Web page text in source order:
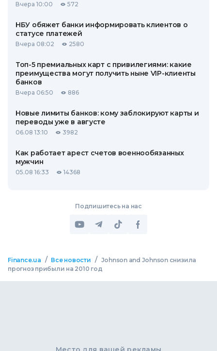
Вчера 10:00 572
НБУ обяжет банки информировать клиентов о
статусе платежей
Вчера 08:02 2580
Топ-5 премиальных карт с привилегиями: какие
преимущества могут получить ныне VIP-клиенты
банков
Вчера 06:50 886
Новые лимиты банков: кому заблокируют карты и
переводы уже в августе
06.08 13:10 3982
Как работает арест счетов военнообязанных
мужчин
05.08 16:33 14368
Подпишитесь на нас
Finance.ua / Все новости / Johnson and Johnson снизила
прогноз прибыли на 2010 год